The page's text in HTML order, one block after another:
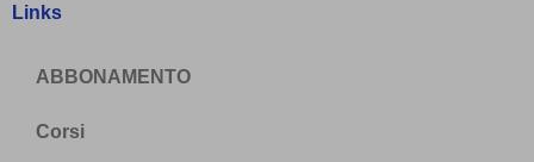
Links
ABBONAMENTO
Corsi